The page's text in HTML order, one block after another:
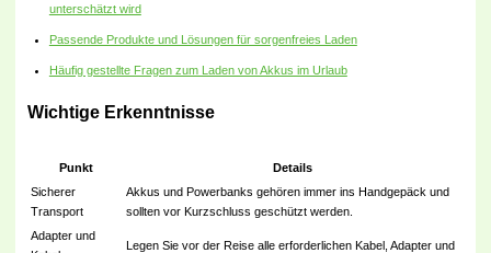
unterschätzt wird
Passende Produkte und Lösungen für sorgenfreies Laden
Häufig gestellte Fragen zum Laden von Akkus im Urlaub
Wichtige Erkenntnisse
Punkt
Details
Sicherer
Transport
Akkus und Powerbanks gehören immer ins Handgepäck und
sollten vor Kurzschluss geschützt werden.
Adapter und
Legen Sie vor der Reise alle erforderlichen Kabel, Adapter und